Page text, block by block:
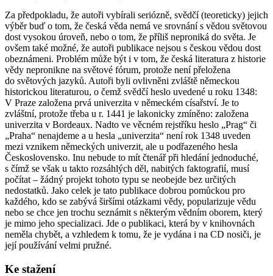
Za předpokladu, že autoři vybírali seriózně, svědčí (teoreticky) jejich
výběr buď o tom, že česká věda nemá ve srovnání s vědou světovou
dost vysokou úroveň, nebo o tom, že příliš neproniká do světa. Je
ovšem také možné, že autoři publikace nejsou s českou vědou dost
obeznámeni. Problém může být i v tom, že česká literatura z historie
vědy nepronikne na světové fórum, protože není přeložena
do světových jazyků. Autoři byli ovlivněni zvláště německou
historickou literaturou, o čemž svědčí heslo uvedené u roku 1348:
V Praze založena prvá univerzita v německém císařství. Je to
zvláštní, protože třeba u r. 1441 je lakonicky zmíněno: založena
univerzita v Bordeaux. Nadto ve věcném rejstříku heslo „Prag“ či
„Praha“ nenajdeme a u hesla „univerzita“ není rok 1348 uveden
mezi vznikem německých univerzit, ale u podřazeného hesla
Československo. Inu nebude to mít čtenář při hledání jednoduché,
s čímž se však u takto rozsáhlých děl, nabitých faktografií, musí
počítat – žádný projekt tohoto typu se neobejde bez určitých
nedostatků. Jako celek je tato publikace dobrou pomůckou pro
každého, kdo se zabývá širšími otázkami vědy, popularizuje vědu
nebo se chce jen trochu seznámit s některým vědním oborem, který
je mimo jeho specializaci. Jde o publikaci, která by v knihovnách
neměla chybět, a vzhledem k tomu, že je vydána i na CD nosiči, je
její používání velmi pružné.
Ke stažení